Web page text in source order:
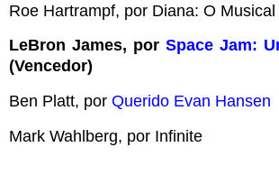
Roe Hartrampf, por Diana: O Musical
LeBron James, por Space Jam:
(Vencedor)
Ben Platt, por Querido Evan Hansen
Mark Wahlberg, por Infinite